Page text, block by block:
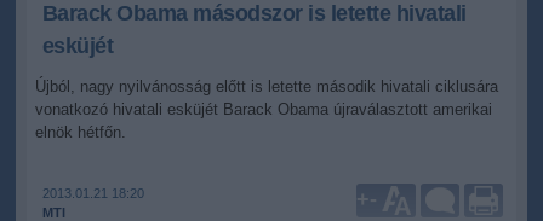
Barack Obama másodszor is letette hivatali
esküjét
Újból, nagy nyilvánosság előtt is letette második hivatali ciklusára
vonatkozó hivatali esküjét Barack Obama újraválasztott amerikai
elnök hétfőn.
2013.01.21 18:20
MTI
+-